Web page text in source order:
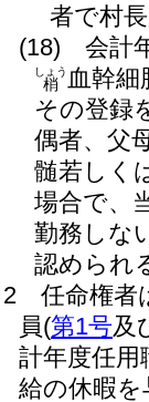
者で村
(18)
会計
梢
しょう 血幹
その登録
偶者、父
髄若しく
場合で、
勤務しな
認められ
2
任命権者
員(第1号及
計年度任用
給の休暇